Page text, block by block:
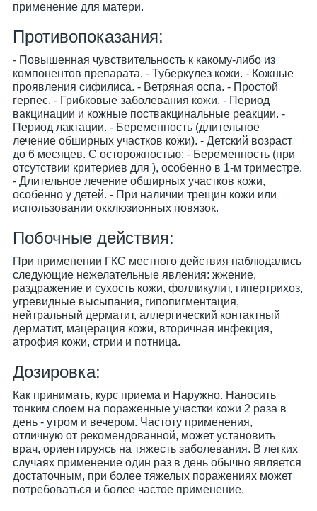
применение для матери.
Противопоказания:
- Повышенная чувствительность к какому-либо из
компонентов препарата. - Туберкулез кожи. - Кожные
проявления сифилиса. - Ветряная оспа. - Простой
герпес. - Грибковые заболевания кожи. - Период
вакцинации и кожные поствакцинальные реакции. -
Период лактации. - Беременность (длительное
лечение обширных участков кожи). - Детский возраст
до 6 месяцев. С осторожностью: - Беременность (при
отсутствии критериев для ), особенно в 1-м триместре.
- Длительное лечение обширных участков кожи,
особенно у детей. - При наличии трещин кожи или
использовании окклюзионных повязок.
Побочные действия:
При применении ГКС местного действия наблюдались
следующие нежелательные явления: жжение,
раздражение и сухость кожи, фолликулит, гипертрихоз,
угревидные высыпания, гипопигментация,
нейтральный дерматит, аллергический контактный
дерматит, мацерация кожи, вторичная инфекция,
атрофия кожи, стрии и потница.
Дозировка:
Как принимать, курс приема и Наружно. Наносить
тонким слоем на пораженные участки кожи 2 раза в
день - утром и вечером. Частоту применения,
отличную от рекомендованной, может установить
врач, ориентируясь на тяжесть заболевания. В легких
случаях применение один раз в день обычно является
достаточным, при более тяжелых поражениях может
потребоваться и более частое применение.